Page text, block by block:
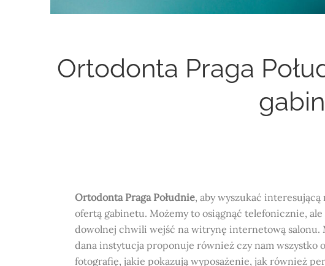
Ortodonta Praga
Ortodonta Praga Południe, aby wyszukać
ofertą gabinetu. Możemy to osiągnąć telefonicznie,
dowolnej chwili wejść na witrynę internetową salonu.
dana instytucja proponuje również czy nam wszystko
fotografię, jakie pokazują wyposażenie, jak również